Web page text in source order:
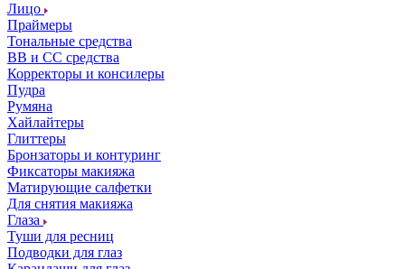
Лицо
Праймеры
Тональные средства
ВВ и СС средства
Корректоры и консилеры
Пудра
Румяна
Хайлайтеры
Глиттеры
Бронзаторы и контуринг
Фиксаторы макияжа
Матирующие салфетки
Для снятия макияжа
Глаза
Туши для ресниц
Подводки для глаз